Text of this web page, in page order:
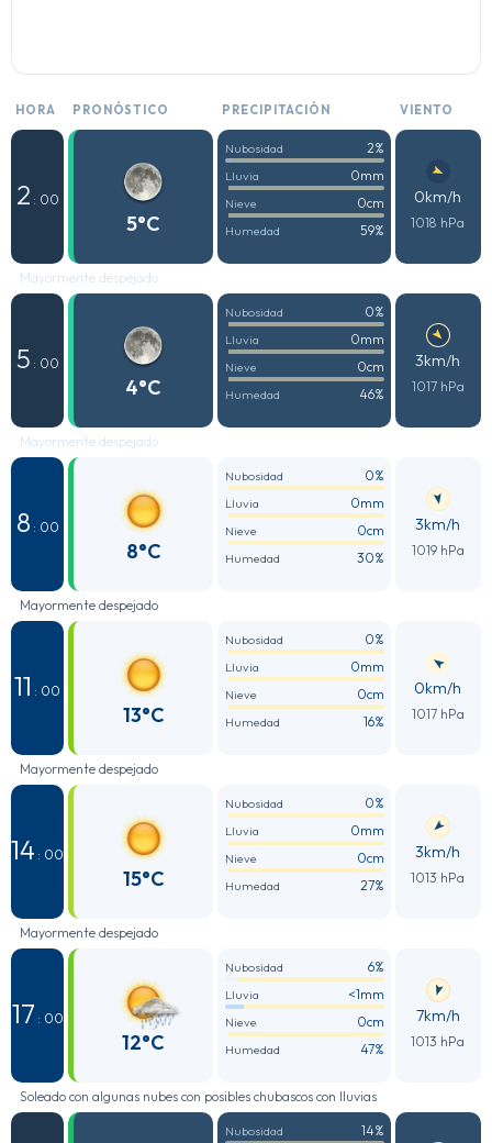
HORA PRONÓSTICO PRECIPITACIÓN VIENTO
2 : 00
5°C
Nubosidad 2%
Lluvia 0mm
Nieve 0cm
Humedad 59%
0km/h
1018 hPa
Mayormente despejado
5 : 00
4°C
Nubosidad 0%
Lluvia 0mm
Nieve 0cm
Humedad 46%
3km/h
1017 hPa
Mayormente despejado
8 : 00
8°C
Nubosidad 0%
Lluvia 0mm
Nieve 0cm
Humedad 30%
3km/h
1019 hPa
Mayormente despejado
11 : 00
13°C
Nubosidad 0%
Lluvia 0mm
Nieve 0cm
Humedad 16%
0km/h
1017 hPa
Mayormente despejado
14 : 00
15°C
Nubosidad 0%
Lluvia 0mm
Nieve 0cm
Humedad 27%
3km/h
1013 hPa
Mayormente despejado
17 : 00
12°C
Nubosidad 6%
Lluvia <1mm
Nieve 0cm
Humedad 47%
7km/h
1013 hPa
Soleado con algunas nubes con posibles chubascos con lluvias
Nubosidad 14%